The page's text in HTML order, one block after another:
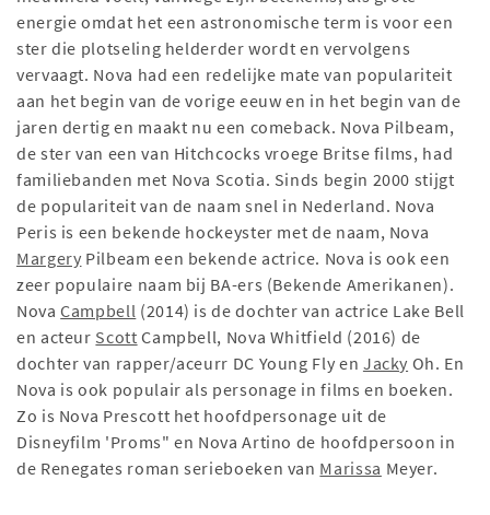
energie omdat het een astronomische term is voor een
ster die plotseling helderder wordt en vervolgens
vervaagt. Nova had een redelijke mate van populariteit
aan het begin van de vorige eeuw en in het begin van de
jaren dertig en maakt nu een comeback. Nova Pilbeam,
de ster van een van Hitchcocks vroege Britse films, had
familiebanden met Nova Scotia. Sinds begin 2000 stijgt
de populariteit van de naam snel in Nederland. Nova
Peris is een bekende hockeyster met de naam, Nova
Margery Pilbeam een bekende actrice. Nova is ook een
zeer populaire naam bij BA-ers (Bekende Amerikanen).
NovaCampbell (2014) is de dochter van actrice Lake Bell
en acteur Scott Campbell, Nova Whitfield (2016) de
dochter van rapper/aceurr DC Young Fly en Jacky Oh. En
Nova is ook populair als personage in films en boeken.
Zo is Nova Prescott het hoofdpersonage uit de
Disneyfilm 'Proms" en Nova Artino de hoofdpersoon in
de Renegates roman serieboeken van Marissa Meyer.